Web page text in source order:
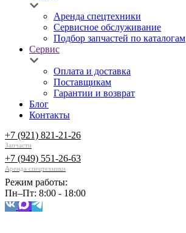
Аренда спецтехники
Сервисное обслуживание
Подбор запчастей по каталогам
Сервис
Оплата и доставка
Поставщикам
Гарантии и возврат
Блог
Контакты
+7 (921) 821-21-26
Запчасти
+7 (949) 551-26-63
Аренда спецтехники
Режим работы:
Пн–Пт: 8:00 - 18:00